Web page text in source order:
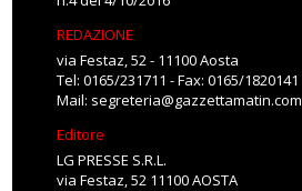
REDAZIONE
via Festaz, 52 - 11100 Aosta
Tel: 0165/231711 - Fax: 0165/1820141
Mail: segreteria@gazzettamatin.com
Editore
LG PRESSE S.R.L.
via Festaz, 52 11100 AOSTA